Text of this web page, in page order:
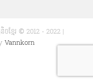
ខ្មែរ © 2012 - 2022 |
Vannkorn